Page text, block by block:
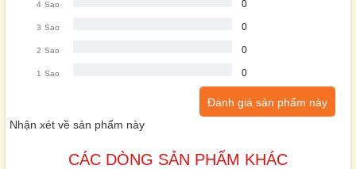
4 Sao 0
3 Sao 0
2 Sao 0
1 Sao 0
Đánh giá sản phẩm này
Nhận xét về sản phẩm này
CÁC DÒNG SẢN PHẨM KHÁC